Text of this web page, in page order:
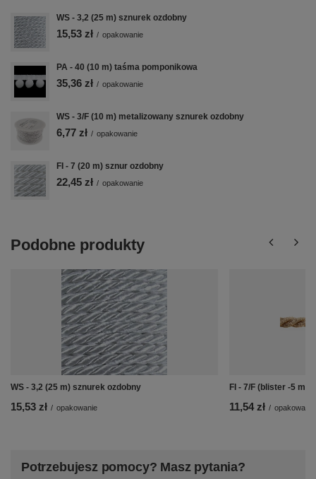
WS - 3,2 (25 m) sznurek ozdobny
15,53 zł / opakowanie
PA - 40 (10 m) taśma pomponikowa
35,36 zł / opakowanie
WS - 3/F (10 m) metalizowany sznurek ozdobny
6,77 zł / opakowanie
FI - 7 (20 m) sznur ozdobny
22,45 zł / opakowanie
Podobne produkty
WS - 3,2 (25 m) sznurek ozdobny
15,53 zł / opakowanie
FI - 7/F (blister -5 m)
11,54 zł / opakowanie
Potrzebujesz pomocy? Masz pytania?